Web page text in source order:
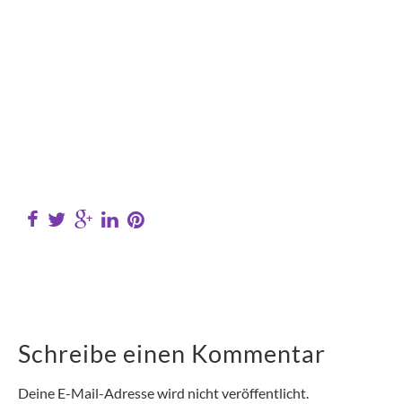
Schreibe einen Kommentar
Deine E-Mail-Adresse wird nicht veröffentlicht.